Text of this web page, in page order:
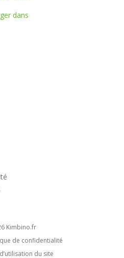
dans
kimbino.fr
de confidentialité
du site